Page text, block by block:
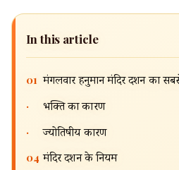
In this article
01 मंगलवार हनुमान मंदिर दर्शन का
· भक्ति का कारण
· ज्योतिषीय कारण
04 मंदिर दर्शन के नियम